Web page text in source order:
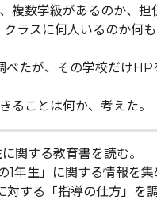
複数学級があるのか、担
ラスに何人いるのか何
べたが、その学校だけHP
ることは何か、考えた。
関する教育書を読む。
1年生」に関する情報を集
対する「指導の仕方」を調